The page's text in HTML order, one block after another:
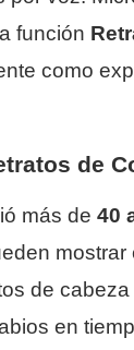
función
como
de
más de 40
mostrar
de cabeza
en